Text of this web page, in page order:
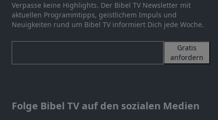
Verpasse keine Highlights. Der Bibel TV Newsletter mit
aktuellen Programmtipps, geistlichem Impuls und
Neuigkeiten rund um Bibel TV informiert Dich jede Woche.
Gratis
anfordern
Folge Bibel TV auf den sozialen Medien